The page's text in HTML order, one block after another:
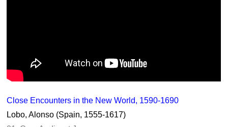
Close Encounters in the New World, 1590-1690
Lobo, Alonso (Spain, 1555-1617)